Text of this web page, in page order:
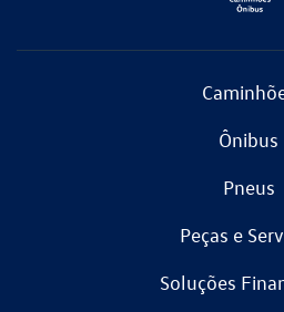
Ônibus
Pneus
Peças e
Soluções